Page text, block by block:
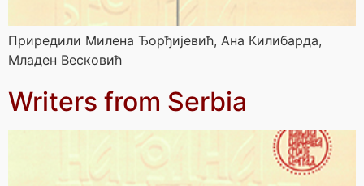
Приредили Милена Ђорђијевић, Ана Килибарда,
Младен Весковић
Writers from Serbia